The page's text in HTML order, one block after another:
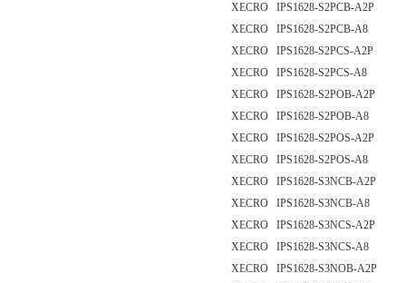
XECRO IPS1628-S2PCB-A2P
XECRO IPS1628-S2PCB-A8
XECRO IPS1628-S2PCS-A2P
XECRO IPS1628-S2PCS-A8
XECRO IPS1628-S2POB-A2P
XECRO IPS1628-S2POB-A8
XECRO IPS1628-S2POS-A2P
XECRO IPS1628-S2POS-A8
XECRO IPS1628-S3NCB-A2P
XECRO IPS1628-S3NCB-A8
XECRO IPS1628-S3NCS-A2P
XECRO IPS1628-S3NCS-A8
XECRO IPS1628-S3NOB-A2P